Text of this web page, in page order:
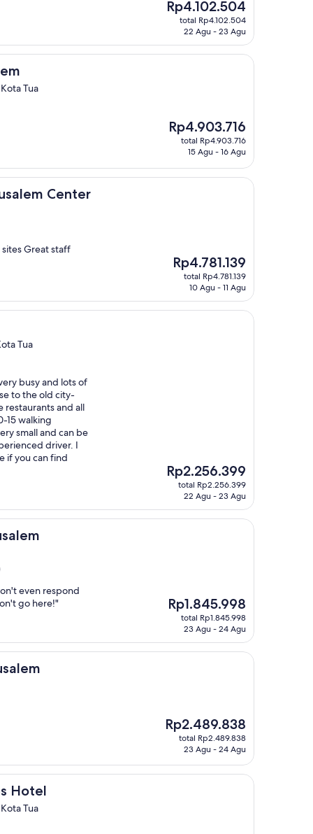
Harga
sekarang
Rp4.102.504
Rp4.102.504
total Rp4.102.504
22 Agu - 23 Agu
Tua
Harga
sekarang
Rp4.903.716
Rp4.903.716
total Rp4.903.716
15 Agu - 16 Agu
Center
Great staff
Harga
sekarang
Rp4.781.139
Rp4.781.139
total Rp4.781.139
10 Agu - 11 Agu
Tua
busy and lots of
to the old city-
restaurants and all
15 walking
small and can be
driver. I
if you can find
Harga
sekarang
Rp2.256.399
Rp2.256.399
total Rp2.256.399
22 Agu - 23 Agu
even respond
go here!"
Harga
sekarang
Rp1.845.998
Rp1.845.998
total Rp1.845.998
23 Agu - 24 Agu
Harga
sekarang
Rp2.489.838
Rp2.489.838
total Rp2.489.838
23 Agu - 24 Agu
Hotel
Tua